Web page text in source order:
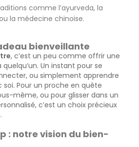
comme l’ayurveda, la
la médecine chinoise.
bienveillante
, c’est un peu comme offrir une
Un instant pour se
ou simplement apprendre
soi. Pour un proche en quête
même, ou pour glisser dans un
c’est un choix précieux
: notre vision du bien-